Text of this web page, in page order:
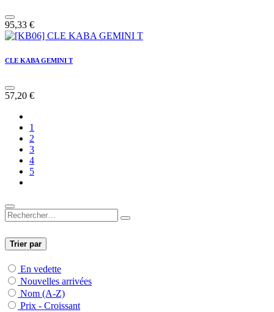
95,33 €
CLE KABA GEMINI T
57,20 €
1
2
3
4
5
Trier par
En vedette
Nouvelles arrivées
Nom (A-Z)
Prix - Croissant